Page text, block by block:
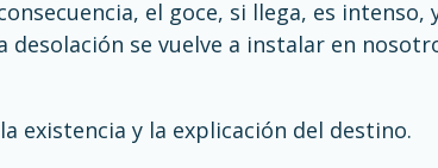
el goce, si llega, es intenso,
se vuelve a instalar en
existencia y la explicación del destino.